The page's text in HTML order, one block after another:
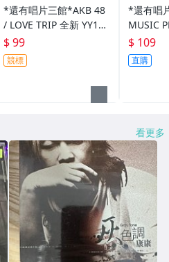
*還有唱片三館*AKB 48
/ LOVE TRIP 全新 YY157
9 (需競標)
$ 99
競標
*還有唱
MUSIC
PREME
032
$ 109
直購
看更多